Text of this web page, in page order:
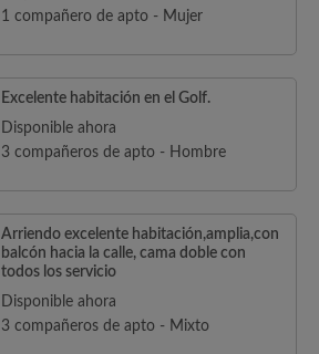
1 compañero de apto - Mujer
Excelente habitación en el Golf.
Disponible ahora
3 compañeros de apto - Hombre
Arriendo excelente habitación,amplia,con
balcón hacia la calle, cama doble con
todos los servicio
Disponible ahora
3 compañeros de apto - Mixto